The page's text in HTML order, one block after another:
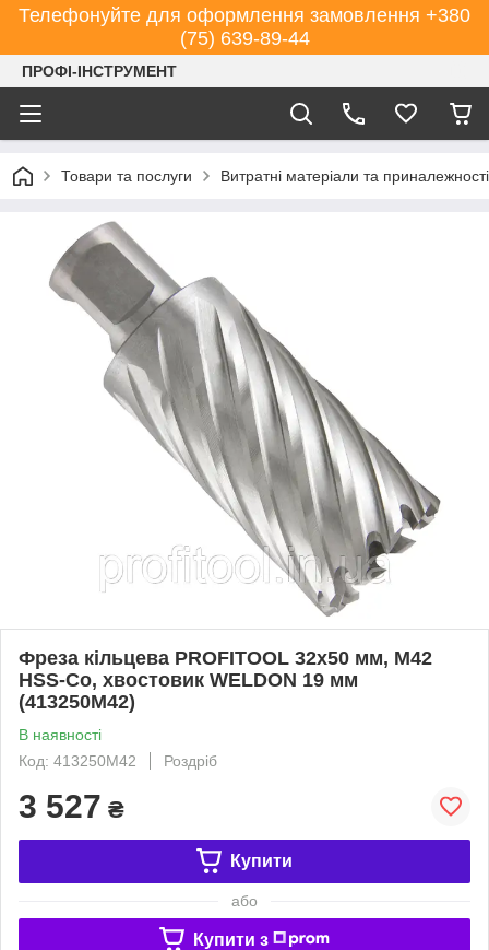
Телефонуйте для оформлення замовлення +380
(75) 639-89-44
ПРОФІ-ІНСТРУМЕНТ
Товари та послуги Витратні матеріали та
Фреза кільцева PROFITOOL 32х50 мм, M42
HSS-Co, хвостовик WELDON 19 мм
(413250M42)
В наявності
Код: 413250M42
Роздріб
3 527 ₴
Купити
або
Купити з